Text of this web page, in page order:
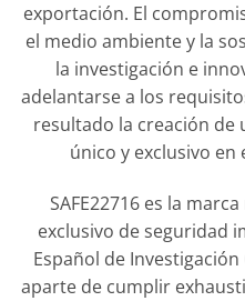
exportación. El
el medio ambiente y la
la investigación e
adelantarse a los
resultado la creación
único y exclusivo en
SAFE22716 es la
exclusivo de seguridad
Español de
aparte de cumplir